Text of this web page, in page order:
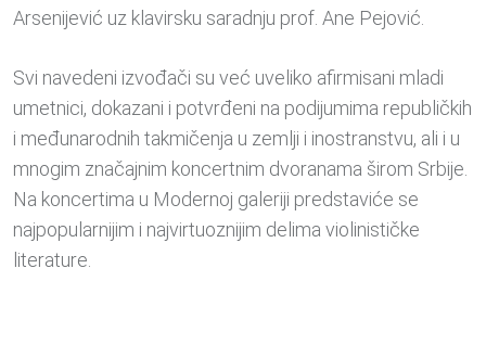
Arsenijević uz klavirsku saradnju prof. Ane Pejović.
Svi navedeni izvođači su već uveliko afirmisani mladi
umetnici, dokazani i potvrđeni na podijumima republičkih
i međunarodnih takmičenja u zemlji i inostranstvu, ali i u
mnogim značajnim koncertnim dvoranama širom Srbije.
Na koncertima u Modernoj galeriji predstaviće se
najpopularnijim i najvirtuoznijim delima violinističke
literature.